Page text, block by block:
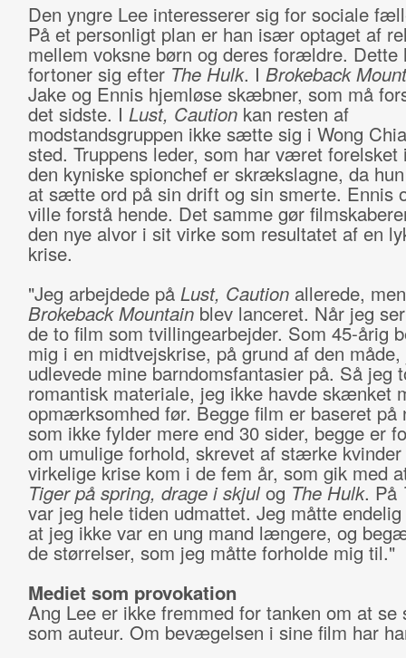
Den yngre Lee interesserer sig for sociale
På et personligt plan er han især optaget af
mellem voksne børn og deres forældre. Dette
fortoner sig efter The Hulk. I Brokeback
Jake og Ennis hjemløse skæbner, som må
det sidste. I Lust, Cautionkan resten af
modstandsgruppen ikke sætte sig i Wong
sted. Truppens leder, som har været forelsket
den kyniske spionchef er skrækslagne, da
at sætte ord på sin drift og sin smerte. Ennis
ville forstå hende. Det samme gør
den nye alvor i sit virke som resultatet af en
krise.
"Jeg arbejdede på Lust, Cautionallerede,
Brokeback Mountainblev lanceret. Når jeg
de to film som tvillingearbejder. Som 45-årig
mig i en midtvejskrise, på grund af den måde,
udlevede mine barndomsfantasier på. Så jeg
romantisk materiale, jeg ikke havde skænket
opmærksomhed før. Begge film er baseret på
som ikke fylder mere end 30 sider, begge er
om umulige forhold, skrevet af stærke
virkelige krise kom i de fem år, som gik med
Tiger på spring, drage i skjulog The Hulk. På
var jeg hele tiden udmattet. Jeg måtte
at jeg ikke var en ung mand længere, og
de størrelser, som jeg måtte forholde mig til."
Mediet som provokation
Ang Lee er ikke fremmed for tanken om at se
som auteur. Om bevægelsen i sine film har